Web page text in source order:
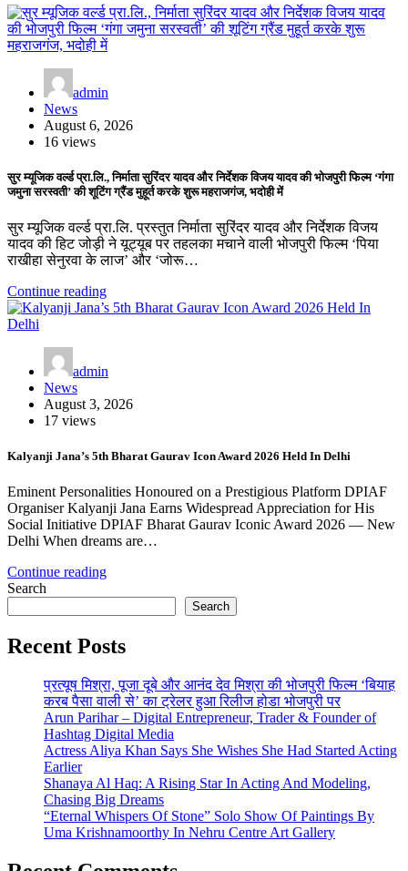
admin
News
August 6, 2026
16 views
सुर म्यूजिक वर्ल्ड प्रा.लि., निर्माता सुरिंदर यादव और निर्देशक विजय यादव की भोजपुरी फिल्म ‘गंगा
जमुना सरस्वती’ की शूटिंग ग्रैंड मुहूर्त करके शुरू महराजगंज, भदोही में
सुर म्यूजिक वर्ल्ड प्रा.लि. प्रस्तुत निर्माता सुरिंदर यादव और निर्देशक विजय
यादव की हिट जोड़ी ने यूट्यूब पर तहलका मचाने वाली भोजपुरी फिल्म ‘पिया
राखीहा सेनुरवा के लाज’ और ‘जोरू…
Continue reading
admin
News
August 3, 2026
17 views
Kalyanji Jana’s 5th Bharat Gaurav Icon Award 2026 Held In Delhi
Eminent Personalities Honoured on a Prestigious Platform DPIAF
Organiser Kalyanji Jana Earns Widespread Appreciation for His
Social Initiative DPIAF Bharat Gaurav Iconic Award 2026 — New
Delhi When dreams are…
Continue reading
Search
Search
Recent Posts
प्रत्यूष मिश्रा, पूजा दूबे और आनंद देव मिश्रा की भोजपुरी फिल्म ‘बियाह
करब पैसा वाली से’ का ट्रेलर हुआ रिलीज होडा भोजपुरी पर
Arun Parihar – Digital Entrepreneur, Trader & Founder of
Hashtag Digital Media
Actress Aliya Khan Says She Wishes She Had Started Acting
Earlier
Shanaya Al Haq: A Rising Star In Acting And Modeling,
Chasing Big Dreams
“Eternal Whispers Of Stone” Solo Show Of Paintings By
Uma Krishnamoorthy In Nehru Centre Art Gallery